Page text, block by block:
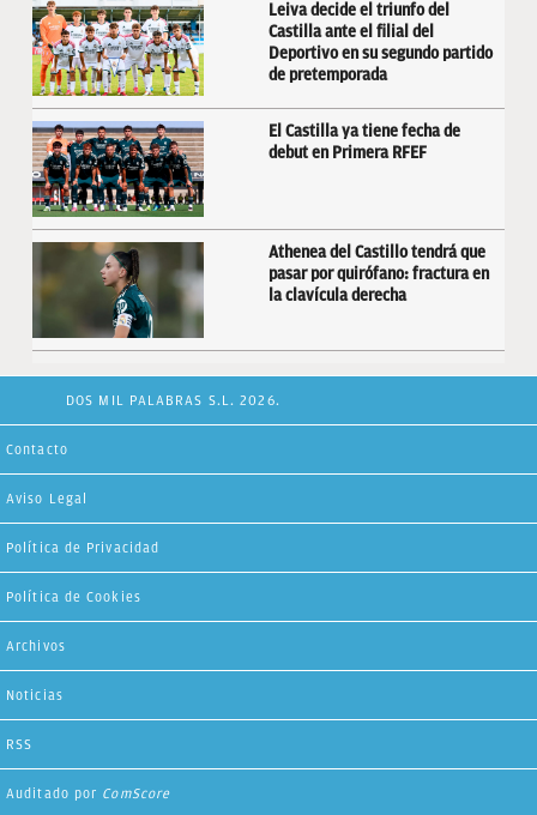
Leiva decide el triunfo del
Castilla ante el filial del
Deportivo en su segundo partido
de pretemporada
El Castilla ya tiene fecha de
debut en Primera RFEF
Athenea del Castillo tendrá que
pasar por quirófano: fractura en
la clavícula derecha
DOS MIL PALABRAS S.L. 2026.
Contacto
Aviso Legal
Política de Privacidad
Política de Cookies
Archivos
Noticias
RSS
Auditado por ComScore